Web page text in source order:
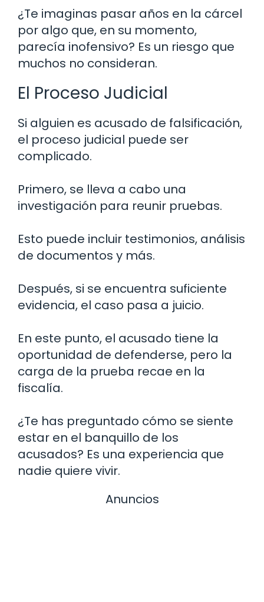
¿Te imaginas pasar años en la cárcel
por algo que, en su momento,
parecía inofensivo? Es un riesgo que
muchos no consideran.
El Proceso Judicial
Si alguien es acusado de falsificación,
el proceso judicial puede ser
complicado.
Primero, se lleva a cabo una
investigación para reunir pruebas.
Esto puede incluir testimonios, análisis
de documentos y más.
Después, si se encuentra suficiente
evidencia, el caso pasa a juicio.
En este punto, el acusado tiene la
oportunidad de defenderse, pero la
carga de la prueba recae en la
fiscalía.
¿Te has preguntado cómo se siente
estar en el banquillo de los
acusados? Es una experiencia que
nadie quiere vivir.
Anuncios